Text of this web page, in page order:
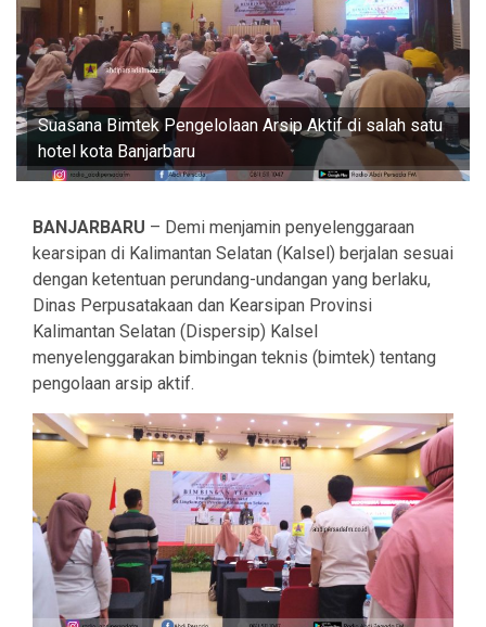
Suasana Bimtek Pengelolaan Arsip Aktif di salah satu
hotel kota Banjarbaru
BANJARBARU – Demi menjamin penyelenggaraan
kearsipan di Kalimantan Selatan (Kalsel) berjalan sesuai
dengan ketentuan perundang-undangan yang berlaku,
Dinas Perpusatakaan dan Kearsipan Provinsi
Kalimantan Selatan (Dispersip) Kalsel
menyelenggarakan bimbingan teknis (bimtek) tentang
pengolaan arsip aktif.